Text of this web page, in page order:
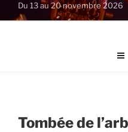
Du 13 au 20 novembre 2026
Tombée de